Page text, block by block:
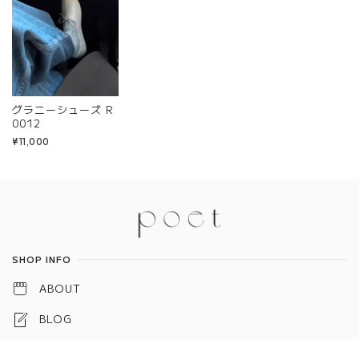
グラニーシューズ R
0012
¥11,000
SHOP INFO
ABOUT
BLOG